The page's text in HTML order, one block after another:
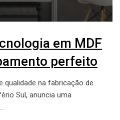
em MDF
perfeito
qualidade na fabricação de
Sul, anuncia uma